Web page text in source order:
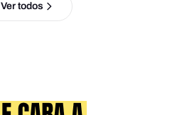
Ver todos